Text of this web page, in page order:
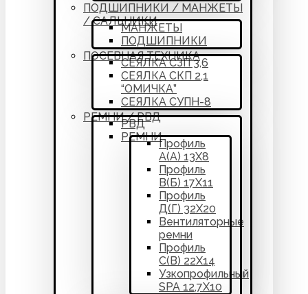
ПОДШИПНИКИ / МАНЖЕТЫ
/ САЛЬНИКИ
МАНЖЕТЫ
ПОДШИПНИКИ
ПОСЕВНАЯ ТЕХНИКА
СЕЯЛКА СЗП 3,6
СЕЯЛКА СКП 2,1
“ОМИЧКА”
СЕЯЛКА СУПН-8
РЕМНИ / РВД
РВД
РЕМНИ
Профиль
А(А) 13Х8
Профиль
В(Б) 17Х11
Профиль
Д(Г) 32Х20
Вентиляторные
ремни
Профиль
С(В) 22Х14
Узкопрофильный
SPA 12,7Х10